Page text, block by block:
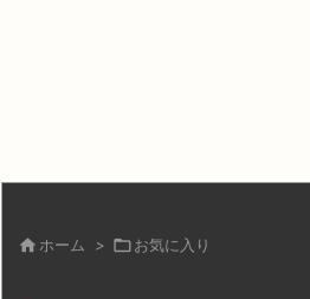
 ホーム > お気に入り